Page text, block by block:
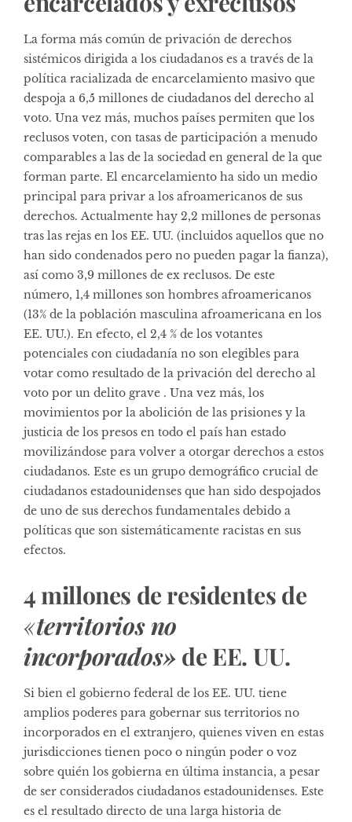
La forma más común de privación de derechos
sistémicos dirigida a los ciudadanos es a través de la
política racializada de encarcelamiento masivo que
despoja a 6,5 millones de ciudadanos del derecho al
voto. Una vez más, muchos países permiten que los
reclusos voten, con tasas de participación a menudo
comparables a las de la sociedad en general de la que
forman parte. El encarcelamiento ha sido un medio
principal para privar a los afroamericanos de sus
derechos. Actualmente hay 2,2 millones de personas
tras las rejas en los EE. UU. (incluidos aquellos que no
han sido condenados pero no pueden pagar la fianza),
así como 3,9 millones de ex reclusos. De este
número, 1,4 millones son hombres afroamericanos
(13% de la población masculina afroamericana en los
EE. UU.). En efecto, el 2,4 % de los votantes
potenciales con ciudadanía no son elegibles para
votar como resultado de la privación del derecho al
voto por un delito grave . Una vez más, los
movimientos por la abolición de las prisiones y la
justicia de los presos en todo el país han estado
movilizándose para volver a otorgar derechos a estos
ciudadanos. Este es un grupo demográfico crucial de
ciudadanos estadounidenses que han sido despojados
de uno de sus derechos fundamentales debido a
políticas que son sistemáticamente racistas en sus
efectos.
4 millones de residentes de
«territorios no
incorporados» de EE. UU.
Si bien el gobierno federal de los EE. UU. tiene
amplios poderes para gobernar sus territorios no
incorporados en el extranjero, quienes viven en estas
jurisdicciones tienen poco o ningún poder o voz
sobre quién los gobierna en última instancia, a pesar
de ser considerados ciudadanos estadounidenses. Este
es el resultado directo de una larga historia de